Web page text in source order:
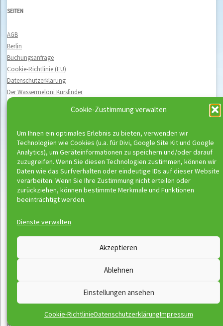
Cookie-Zustimmung verwalten
Um Ihnen ein optimales Erlebnis zu bieten, verwenden wir
Technologien wie Cookies (u.a. für Divi, Google Site Kit und Google
Analytics), um Geräteinformationen zu speichern und/oder darauf
zuzugreifen. Wenn Sie diesen Technologien zustimmen, können wir
Daten wie das Surfverhalten oder eindeutige IDs auf dieser Website
verarbeiten. Wenn Sie Ihre Zustimmung nicht erteilen oder
zurückziehen, können bestimmte Merkmale und Funktionen
beeinträchtigt werden.
Dienste verwalten
Akzeptieren
Ablehnen
Einstellungen ansehen
Cookie-RichtlinieDatenschutzerklärungImpressum
SEITEN
AGB
Berlin
Buchungsanfrage
Cookie-Richtlinie (EU)
Datenschutzerklärung
Der Wassermeloni Kursfinder
Der Wassermeloni Kursfinder – Anmeldung zu den Abzeichentagen
Der Wassermeloni Kursfinder – Exklusiver Vorverkauf
Disclaimer
Downloads
Eltern-ABC
Hannover
Impressum
Informationen zum Herbstkursblock 2021/2022 für Bestandskunden
International Swim Schools Association
Kinderclub
Kontakt
Rückruf-Service
Kontaktformular – Mach ’n Job draus!
Kreativer Wettbewerb